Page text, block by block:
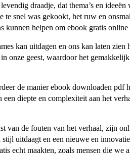
draadje, dat thema’s en
snel was gekookt, het ruw en
kunnen helpen om ebook gratis
kan uitdagen en ons kan laten
onze geest, waardoor het
de manier ebook downloaden pdf
diepte en complexiteit aan het
van de fouten van het verhaal, zijn
uitdaagt en een nieuwe en
echt maakten, zoals mensen die